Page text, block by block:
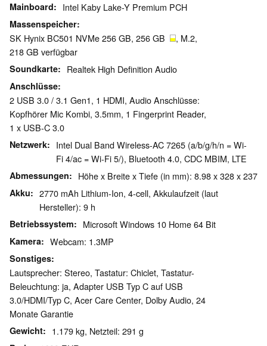
Mainboard Intel Kaby Lake-Y Premium PCH
Massenspeicher
SK Hynix BC501 NVMe 256 GB, 256 GB
, M.2,
218 GB verfügbar
Soundkarte Realtek High Definition Audio
Anschlüsse
2 USB 3.0 / 3.1 Gen1, 1 HDMI, Audio Anschlüsse:
Kopfhörer Mic Kombi, 3.5mm, 1 Fingerprint Reader,
1 x USB-C 3.0
Netzwerk
Intel Dual Band Wireless-AC 7265 (a/b/g/h/n = Wi-
Fi 4/ac = Wi-Fi 5/), Bluetooth 4.0, CDC MBIM, LTE
Abmessungen Höhe x Breite x Tiefe (in mm): 8.98 x 328 x 237
Akku
2770 mAh Lithium-Ion, 4-cell, Akkulaufzeit (laut
Hersteller): 9 h
Betriebssystem Microsoft Windows 10 Home 64 Bit
Kamera Webcam: 1.3MP
Sonstiges
Lautsprecher: Stereo, Tastatur: Chiclet, Tastatur-
Beleuchtung: ja, Adapter USB Typ C auf USB
3.0/HDMI/Typ C, Acer Care Center, Dolby Audio, 24
Monate Garantie
Gewicht 1.179 kg, Netzteil: 291 g